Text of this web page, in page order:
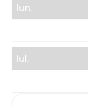
Iun.
Iul.